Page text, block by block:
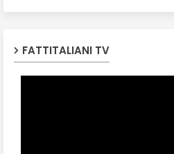
FATTITALIANI TV